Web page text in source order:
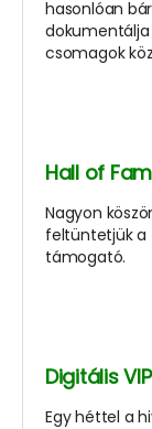
hasonlóan
csomagok
Hall of
Nagyon
feltüntetjük a
támogató.
Digitális
Egy héttel a